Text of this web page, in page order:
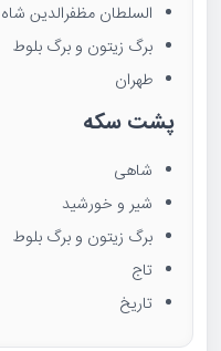
السلطان مظفرالدین
برگ زیتون و برگ بلوط
طهران
پشت سکه
شاهی
شیر و خورشید
برگ زیتون و برگ بلوط
تاج
تاریخ